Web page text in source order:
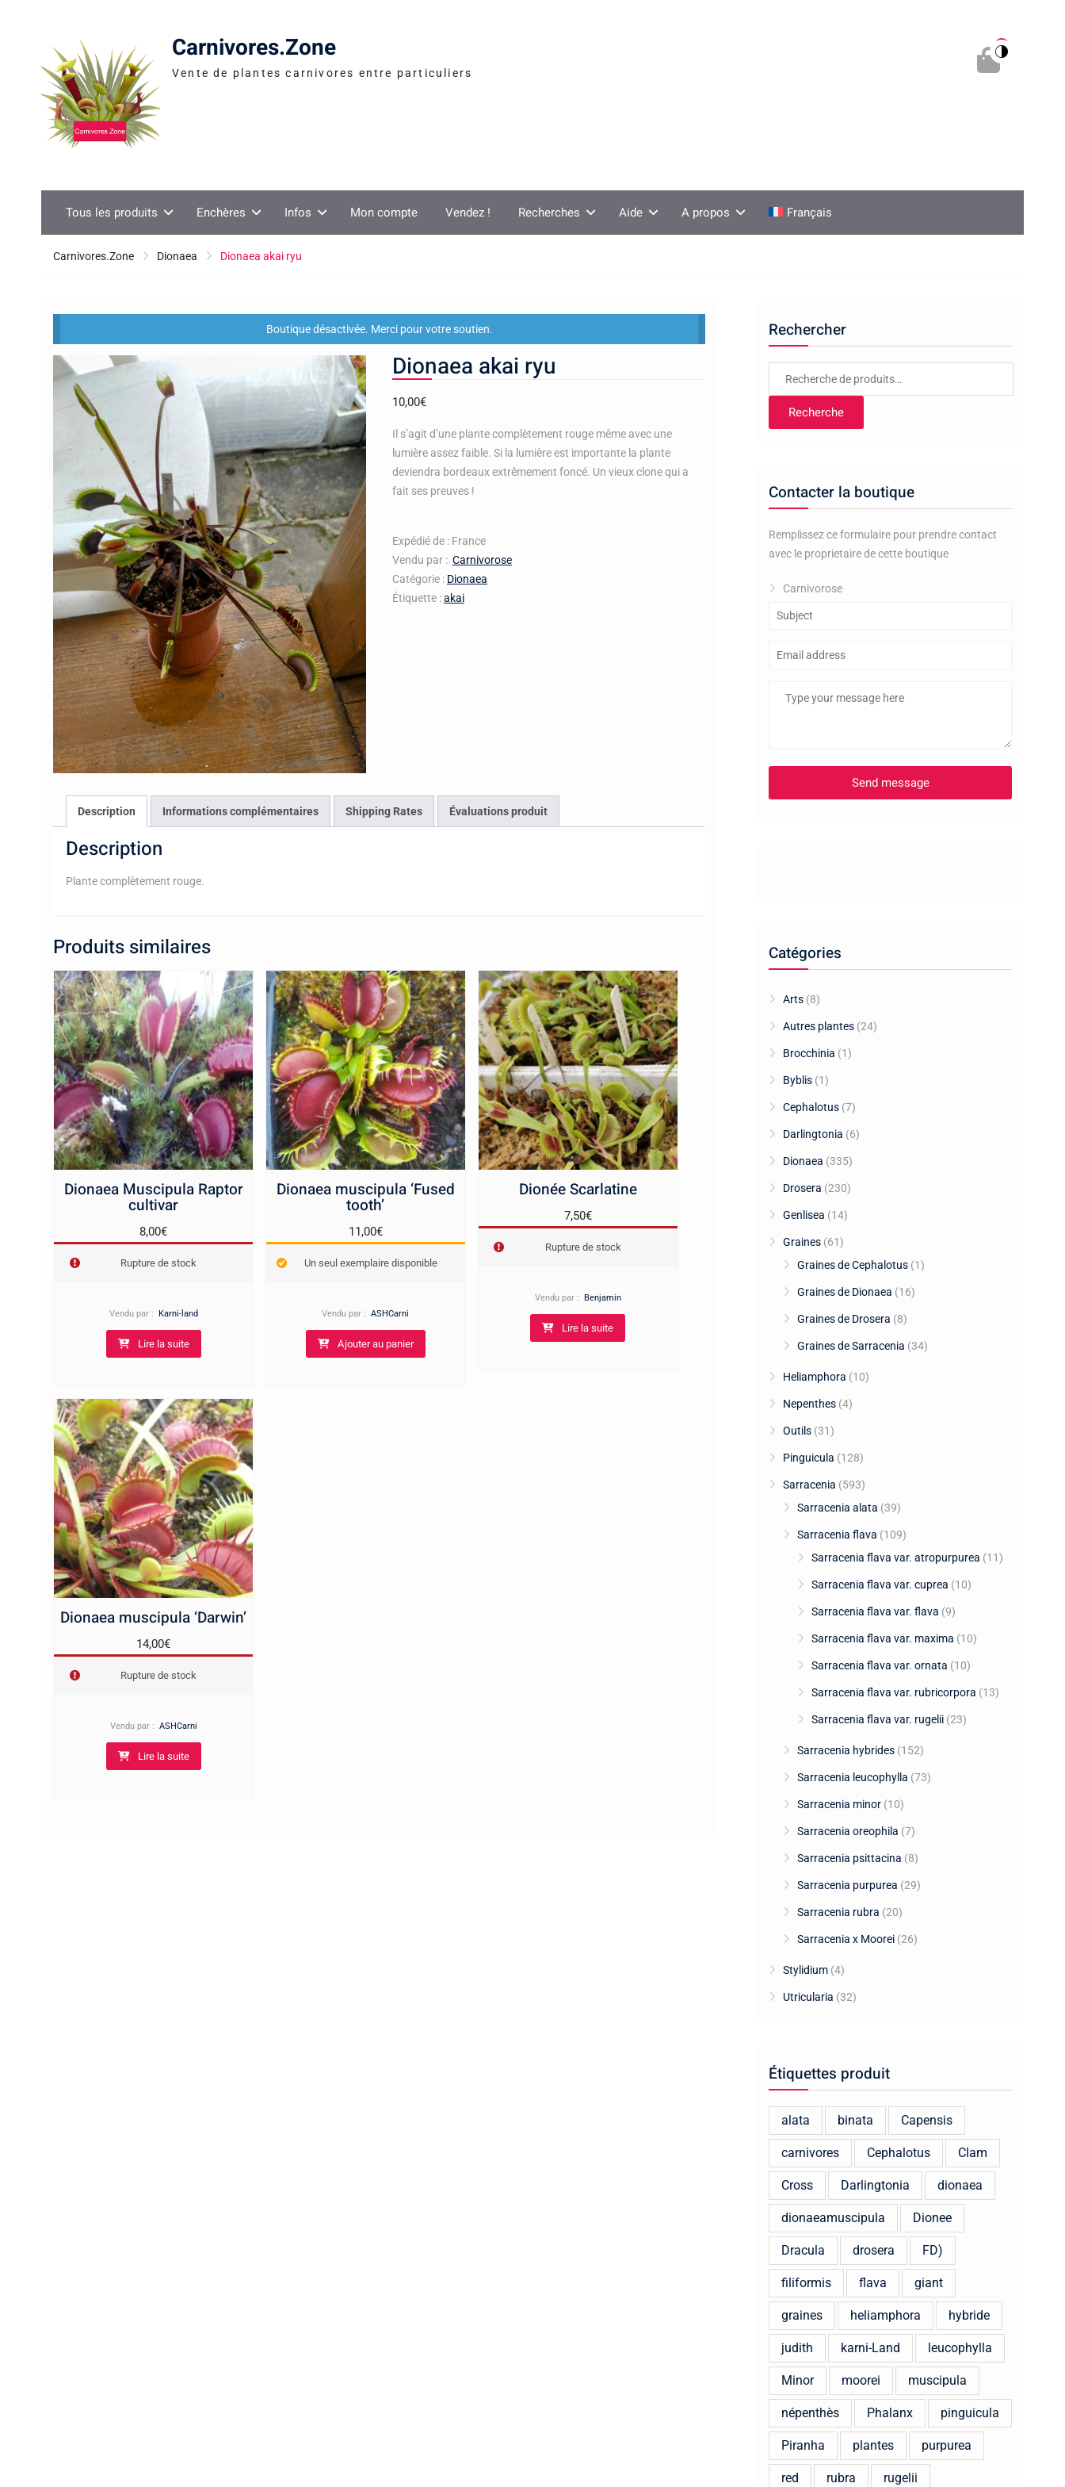
Carnivores.Zone
Vente de plantes carnivores entre particuliers
0
Tous les produits Enchères Infos Mon compte Vendez ! Recherches Aide A propos Français
Carnivores.Zone Dionaea Dionaea akai ryu
Boutique désactivée. Merci pour votre soutien.
Dionaea akai ryu
10,00€
Il s’agit d’une plante complètement rouge même avec une
lumière assez faible. Si la lumière est importante la plante
deviendra bordeaux extrêmement foncé. Un vieux clone qui a
fait ses preuves !
Expédié de : France
Vendu par : Carnivorose
Catégorie : Dionaea
Étiquette :akai
Description Informations complémentaires Shipping Rates Évaluations produit
Description
Plante complètement rouge.
Produits similaires
Dionaea Muscipula Raptor
cultivar
8,00€
Rupture de stock
Vendu par : Karni-land
Lire la suite
Dionaea muscipula ‘Fused
tooth’
11,00€
Un seul exemplaire disponible
Vendu par :ASHCarni
Ajouter au panier
Dionée Scarlatine
7,50€
Rupture de stock
Vendu par : Benjamin
Lire la suite
Dionaea muscipula ‘Darwin’
14,00€
Rupture de stock
Vendu par : ASHCarni
Lire la suite
Rechercher
Recherche
Contacter la boutique
Remplissez ce formulaire pour prendre contact
avec le proprietaire de cette boutique
Carnivorose
Catégories
Arts (8)
Autres plantes (24)
Brocchinia (1)
Byblis (1)
Cephalotus (7)
Darlingtonia (6)
Dionaea (335)
Drosera (230)
Genlisea (14)
Graines (61)
Graines de Cephalotus (1)
Graines de Dionaea (16)
Graines de Drosera (8)
Graines de Sarracenia (34)
Heliamphora (10)
Nepenthes (4)
Outils (31)
Pinguicula (128)
Sarracenia (593)
Sarracenia alata (39)
Sarracenia flava (109)
Sarracenia flava var. atropurpurea (11)
Sarracenia flava var. cuprea (10)
Sarracenia flava var. flava (9)
Sarracenia flava var. maxima (10)
Sarracenia flava var. ornata (10)
Sarracenia flava var. rubricorpora (13)
Sarracenia flava var. rugelii (23)
Sarracenia hybrides (152)
Sarracenia leucophylla (73)
Sarracenia minor (10)
Sarracenia oreophila (7)
Sarracenia psittacina (8)
Sarracenia purpurea (29)
Sarracenia rubra (20)
Sarracenia x Moorei (26)
Stylidium (4)
Utricularia (32)
Étiquettes produit
alata binata Capensis
carnivores Cephalotus Clam
Cross Darlingtonia dionaea
dionaeamuscipula Dionee
Dracula drosera FD)
filiformis flava giant
graines heliamphora hybride
judith karni-Land leucophylla
Minor moorei muscipula
népenthès Phalanx pinguicula
Piranha plantes purpurea
red rubra rugelii